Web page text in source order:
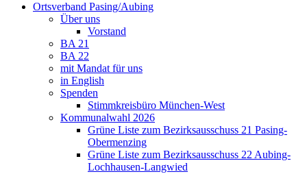
Ortsverband Pasing/Aubing
Über uns
Vorstand
BA 21
BA 22
mit Mandat für uns
in English
Spenden
Stimmkreisbüro München-West
Kommunalwahl 2026
Grüne Liste zum Bezirksausschuss 21 Pasing-
Obermenzing
Grüne Liste zum Bezirksausschuss 22 Aubing-
Lochhausen-Langwied